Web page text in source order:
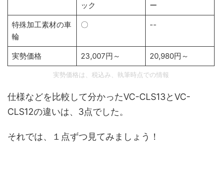
ック
ー
特殊加工素材の車
輪
〇 --
実勢価格 23,007円～ 20,980円～
実勢価格は、税込み、執筆時点での情報
仕様などを比較して分かったVC-CLS13とVC-
CLS12の違いは、3点でした。
それでは、１点ずつ見てみましょう！